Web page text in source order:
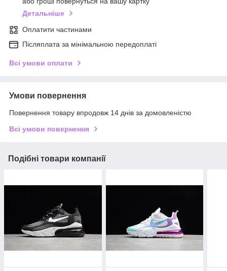
Детальніше
Оплатити частинами
Післяплата за мінімальною передоплаті
Всі умови оплати
Умови повернення
Повернення товару впродовж 14 днів за домовленістю
Всі умови повернення
Подібні товари компанії